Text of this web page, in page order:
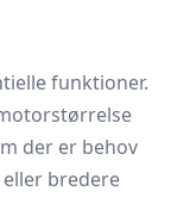
funktioner.
der er behov
bredere